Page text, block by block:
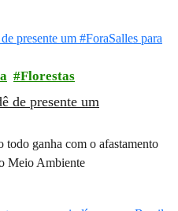
Florestas
de presente um
todo ganha com o afastamento
Meio Ambiente